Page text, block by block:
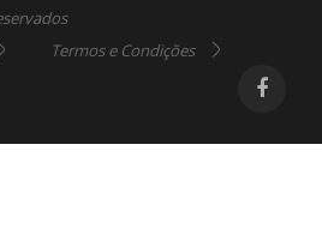
Termos e Condições